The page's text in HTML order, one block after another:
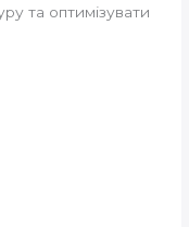
та оптимізувати